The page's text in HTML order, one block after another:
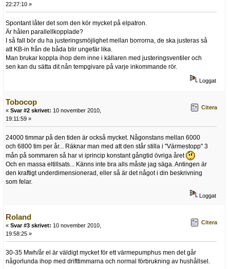
22:27:10 »
Spontant låter det som den kör mycket på elpatron.
Är hålen parallellkopplade?
I så fall bör du ha justeringsmöjlighet mellan borrorna, de ska justeras så
att KB-in från de båda blir ungefär lika.
Man brukar koppla ihop dem inne i källaren med justeringsventiler och
sen kan du sätta dit nån tempgivare på varje inkommande rör.
Loggat
Tobocop
« Svar #2 skrivet: 10 november 2010,
19:11:59 »
Citera
24000 timmar på den tiden är också mycket. Någonstans mellan 6000
och 6800 tim per år... Räknar man med att den står stilla i "Värmestopp" 3
mån på sommaren så har vi iprincip konstant gångtid övriga året
Och en massa eltillsats... Känns inte bra alls måste jag säga. Antingen är
den kraftigt underdimensionerad, eller så är det något i din beskrivning
som felar.
Loggat
Roland
« Svar #3 skrivet: 10 november 2010,
19:58:25 »
Citera
30-35 Mwh/år el är väldigt mycket för ett värmepumphus men det går
någorlunda ihop med drifttimmarna och normal förbrukning av hushållsel.